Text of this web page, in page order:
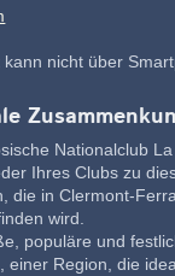
nicht über
Nationalclub
Ihres Clubs zu
die in Clermont-
wird.
populäre und
einer Region, die